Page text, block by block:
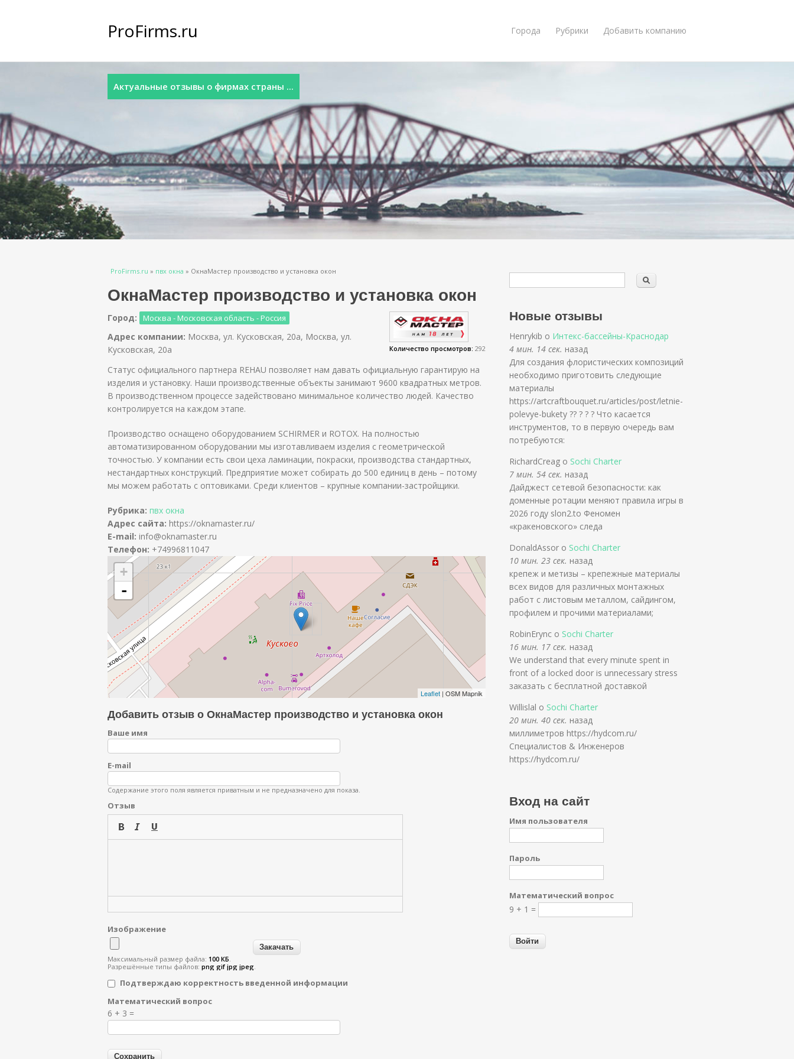
ProFirms.ru Города Рубрики Добавить компанию
Актуальные отзывы о фирмах страны ...
Вы здесь
ProFirms.ru » пвх окна » ОкнаМастер производство и установка окон
ОкнаМастер производство и установка окон
Количество просмотров: 292
Город: Москва - Московская область - Россия
Адрес компании: Москва, ул. Кусковская, 20а, Москва, ул.
Кусковская, 20а
Статус официального партнера REHAU позволяет нам давать официальную гарантирую на
изделия и установку. Наши производственные объекты занимают 9600 квадратных метров.
В производственном процессе задействовано минимальное количество людей. Качество
контролируется на каждом этапе.
Производство оснащено оборудованием SCHIRMER и ROTOX. На полностью
автоматизированном оборудовании мы изготавливаем изделия с геометрической
точностью. У компании есть свои цеха ламинации, покраски, производства стандартных,
нестандартных конструкций. Предприятие может собирать до 500 единиц в день – потому
мы можем работать с оптовиками. Среди клиентов – крупные компании-застройщики.
Рубрика: пвх окна
Адрес сайта: https://oknamaster.ru/
E-mail: info@oknamaster.ru
Телефон: +74996811047
+
-
Leaflet | OSM Mapnik
Добавить отзыв о ОкнаМастер производство и установка окон
Ваше имя
E-mail
Содержание этого поля является приватным и не предназначено для показа.
Отзыв
Изображение
Максимальный размер файла: 100 КБ.
Разрешённые типы файлов: png gif jpg jpeg.
Подтверждаю корректность введенной информации
Я спамер
Математический вопрос
6 + 3 =
Новые отзывы
Henrykib о Интекс-бассейны-Краснодар
4 мин. 14 сек. назад
Для создания флористических композиций
необходимо приготовить следующие
материалы
https://artcraftbouquet.ru/articles/post/letnie-
polevye-bukety ?? ? ? ? Что касается
инструментов, то в первую очередь вам
потребуются:
RichardCreag о Sochi Charter
7 мин. 54 сек. назад
Дайджест сетевой безопасности: как
доменные ротации меняют правила игры в
2026 году slon2.to Феномен
«кракеновского» следа
DonaldAssor о Sochi Charter
10 мин. 23 сек. назад
крепеж и метизы – крепежные материалы
всех видов для различных монтажных
работ с листовым металлом, сайдингом,
профилем и прочими материалами;
RobinErync о Sochi Charter
16 мин. 17 сек. назад
We understand that every minute spent in
front of a locked door is unnecessary stress
заказать с бесплатной доставкой
Willislal о Sochi Charter
20 мин. 40 сек. назад
миллиметров https://hydcom.ru/
Специалистов & Инженеров
https://hydcom.ru/
Вход на сайт
Имя пользователя
Пароль
Математический вопрос
9 + 1 =